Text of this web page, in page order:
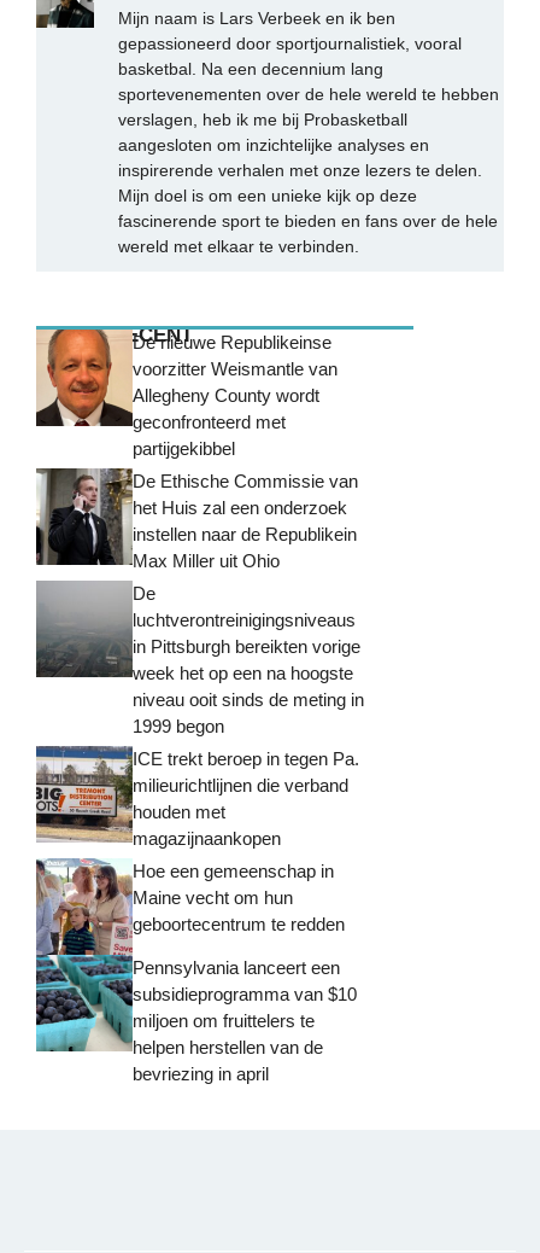
Mijn naam is Lars Verbeek en ik ben
gepassioneerd door sportjournalistiek, vooral
basketbal. Na een decennium lang
sportevenementen over de hele wereld te hebben
verslagen, heb ik me bij Probasketball
aangesloten om inzichtelijke analyses en
inspirerende verhalen met onze lezers te delen.
Mijn doel is om een unieke kijk op deze
fascinerende sport te bieden en fans over de hele
wereld met elkaar te verbinden.
MEEST RECENTDe nieuwe Republikeinse
voorzitter Weismantle van
Allegheny County wordt
geconfronteerd met
partijgekibbel
De Ethische Commissie van
het Huis zal een onderzoek
instellen naar de Republikein
Max Miller uit Ohio
De
luchtverontreinigingsniveaus
in Pittsburgh bereikten vorige
week het op een na hoogste
niveau ooit sinds de meting in
1999 begon
ICE trekt beroep in tegen Pa.
milieurichtlijnen die verband
houden met
magazijnaankopen
Hoe een gemeenschap in
Maine vecht om hun
geboortecentrum te redden
Pennsylvania lanceert een
subsidieprogramma van $10
miljoen om fruittelers te
helpen herstellen van de
bevriezing in april